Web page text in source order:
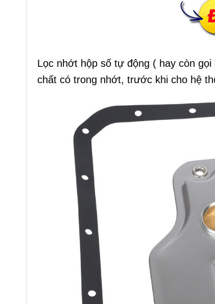
Lọc nhớt hộp số tự động ( hay còn
chất có trong nhớt, trước khi cho hệ